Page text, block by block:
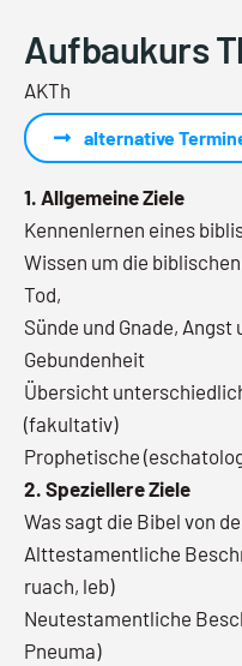
Aufbaukurs
AKTh
alternative
1. Allgemeine Ziele
Kennenlernen eines
Wissen um die
Tod,
Sünde und Gnade,
Gebundenheit
Übersicht
(fakultativ)
Prophetische
2. Speziellere Ziele
Was sagt die Bibel von
Alttestamentliche
ruach, leb)
Neutestamentliche
Pneuma)